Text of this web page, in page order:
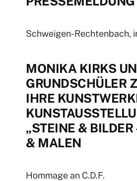
Schweigen-Rechtenbach,
MONIKA KIRKS
GRUNDSCHÜLER
IHRE
„STEINE & BILDER
& MALEN
Hommage an C.D.F.